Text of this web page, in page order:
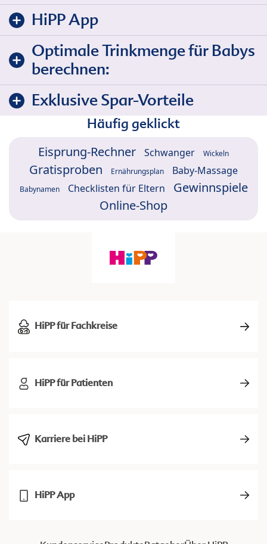
HiPP App
Optimale Trinkmenge für Babys
berechnen:
Exklusive Spar-Vorteile
Häufig geklickt
Eisprung-Rechner Schwanger Wickeln
Gratisproben Ernährungsplan Baby-Massage
Babynamen Checklisten für Eltern
Gewinnspiele
Online-Shop
HiPP für Fachkreise
HiPP für Patienten
Karriere bei HiPP
HiPP App